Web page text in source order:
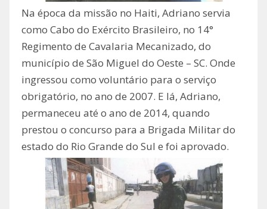
Na época da missão no Haiti, Adriano servia
como Cabo do Exército Brasileiro, no 14°
Regimento de Cavalaria Mecanizado, do
município de São Miguel do Oeste – SC. Onde
ingressou como voluntário para o serviço
obrigatório, no ano de 2007. E lá, Adriano,
permaneceu até o ano de 2014, quando
prestou o concurso para a Brigada Militar do
estado do Rio Grande do Sul e foi aprovado.